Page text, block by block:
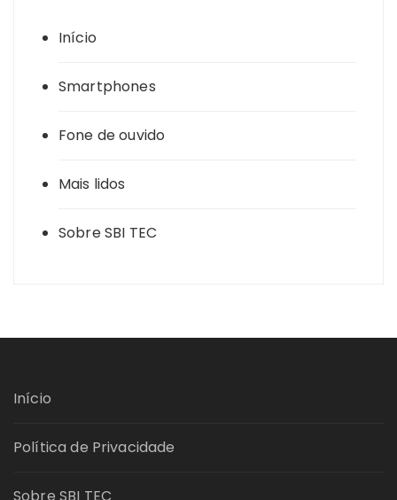
Início
Smartphones
Fone de ouvido
Mais lidos
Sobre SBI TEC
Início
Política de Privacidade